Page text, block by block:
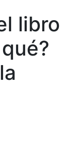
libro